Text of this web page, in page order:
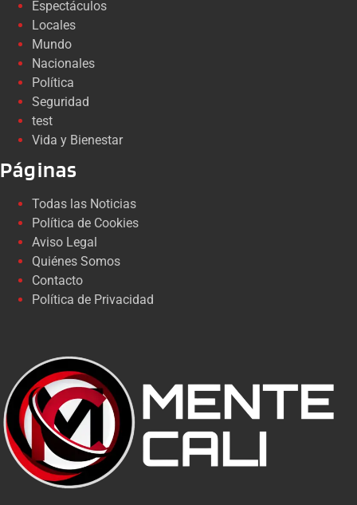
Espectáculos
Locales
Mundo
Nacionales
Política
Seguridad
test
Vida y Bienestar
Páginas
Todas las Noticias
Política de Cookies
Aviso Legal
Quiénes Somos
Contacto
Política de Privacidad